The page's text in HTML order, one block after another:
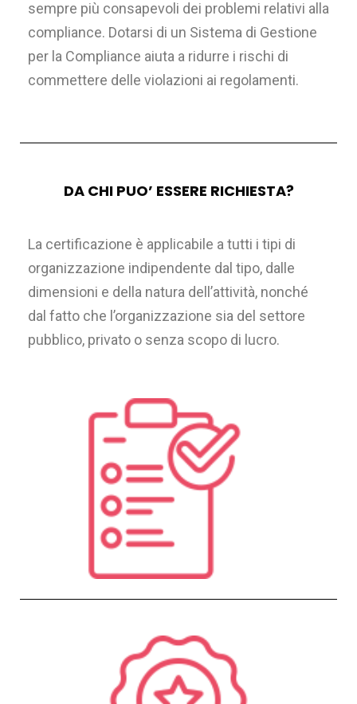
sempre più consapevoli dei problemi relativi alla
compliance. Dotarsi di un Sistema di Gestione
per la Compliance aiuta a ridurre i rischi di
commettere delle violazioni ai regolamenti.
DA CHI PUO’ ESSERE RICHIESTA?
La certificazione è applicabile a tutti i tipi di
organizzazione indipendente dal tipo, dalle
dimensioni e della natura dell’attività, nonché
dal fatto che l’organizzazione sia del settore
pubblico, privato o senza scopo di lucro.